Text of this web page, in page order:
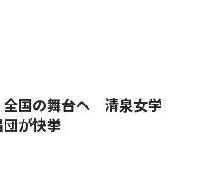
全国の舞台へ 清泉女学
団が快挙